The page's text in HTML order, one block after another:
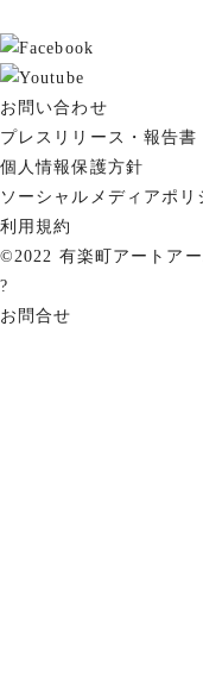
お問い合わせ
プレスリリース・報告書
個人情報保護方針
ソーシャルメディアポリ
利用規約
©2022 有楽町アートア
?
お問合せ